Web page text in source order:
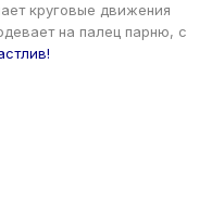
круговые движения
на палец парню, с